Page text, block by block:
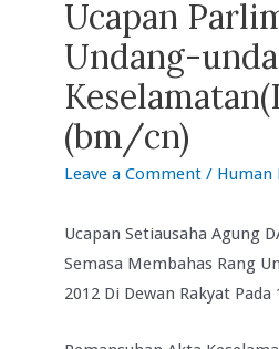
Ucapan
Undang-
(bm/cn)
Leave a Comment / Human
Ucapan Setiausaha Agung
Semasa Membahas Rang
2012 Di Dewan Rakyat Pada